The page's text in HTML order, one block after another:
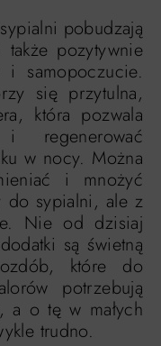
pobudzają
pozytywnie
i samopoczucie.
się przytulna,
która pozwala
i regenerować
w nocy. Można
i mnożyć
do sypialni, ale z
Nie od dzisiaj
są świetną
które do
potrzebują
a o tę w małych
trudno.